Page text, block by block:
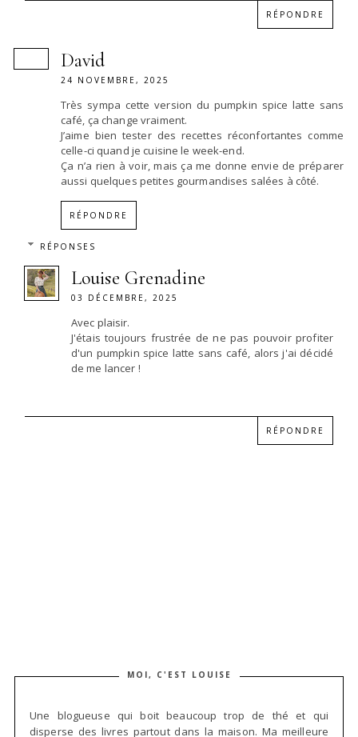
RÉPONDRE
David
24 NOVEMBRE, 2025
Très sympa cette version du pumpkin spice latte sans
café, ça change vraiment.
J’aime bien tester des recettes réconfortantes comme
celle-ci quand je cuisine le week-end.
Ça n’a rien à voir, mais ça me donne envie de préparer
aussi quelques petites gourmandises salées à côté.
RÉPONDRE
RÉPONSES
Louise Grenadine
03 DÉCEMBRE, 2025
Avec plaisir.
J'étais toujours frustrée de ne pas pouvoir profiter
d'un pumpkin spice latte sans café, alors j'ai décidé
de me lancer !
RÉPONDRE
MOI, C'EST LOUISE
Une blogueuse qui boit beaucoup trop de thé et qui
disperse des livres partout dans la maison. Ma meilleure